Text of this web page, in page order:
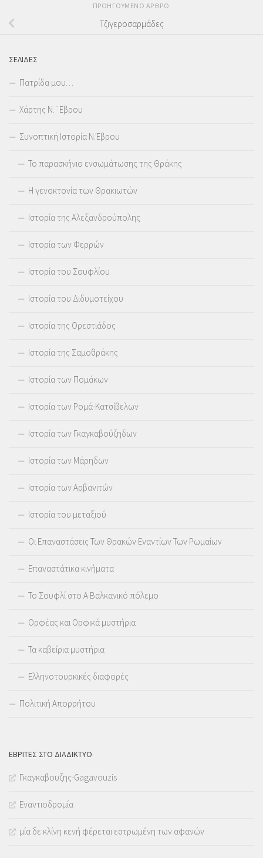
ΠΡΟΗΓΟΎΜΕΝΟ ΆΡΘΡΟ
Τζιγεροσαρμάδες
ΣΕΛΊΔΕΣ
Πατρίδα μου…
Χάρτης Ν.¨Εβρου
Συνοπτική Ιστορία Ν.Έβρου
Το παρασκήνιο ενσωμάτωσης της Θράκης
Η γενοκτονία των Θρακιωτών
Ιστορία της Αλεξανδρούπολης
Ιστορία των Φερρών
Ιστορία του Σουφλίου
Ιστορία του Διδυμοτείχου
Ιστορία της Ορεστιάδος
Ιστορία της Σαμοθράκης
Ιστορία των Πομάκων
Ιστορία των Ρομά-Κατσίβελων
Ιστορία των Γκαγκαβούζηδων
Ιστορία των Μάρηδων
Ιστορία των Αρβανιτών
Ιστορία του μεταξιού
Οι Επαναστάσεις Των Θρακών Εναντίων Των Ρωμαίων
Επαναστάτικα κινήματα
Το Σουφλί στο Α Βαλκανικό πόλεμο
Ορφέας και Ορφικά μυστήρια
Τα καβείρια μυστήρια
Ελληνοτουρκικές διαφορές
Πολιτική Απορρήτου
ΕΒΡΊΤΕΣ ΣΤΟ ΔΙΑΔΊΚΤΥΟ
Γκαγκαβουζης-Gagavouzis
Εναντιοδρομία
μία δε κλίνη κενή φέρεται εστρωμένη των αφανών